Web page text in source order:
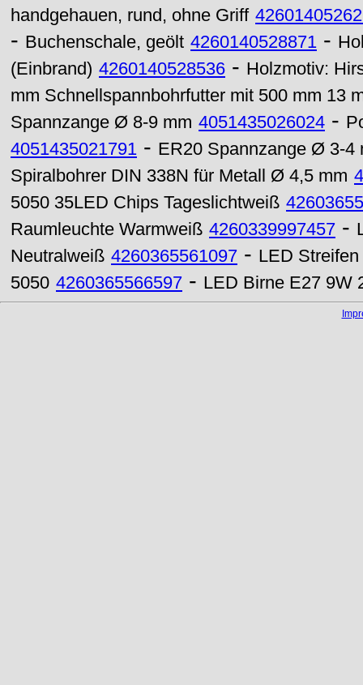
handgehauen, rund, ohne Griff
- Buchenschale, geölt 4260140528871 -
(Einbrand) 4260140528536 - Holzmotiv:
mm Schnellspannbohrfutter mit 500 mm 13
Spannzange Ø 8-9 mm 4051435026024 -
4051435021791 - ER20 Spannzange Ø 3-4
Spiralbohrer DIN 338N für Metall Ø 4,5 mm
5050 35LED Chips Tageslichtweiß
Raumleuchte Warmweiß 4260339997457 -
Neutralweiß 4260365561097 - LED
5050 4260365566597 - LED Birne E27 9W